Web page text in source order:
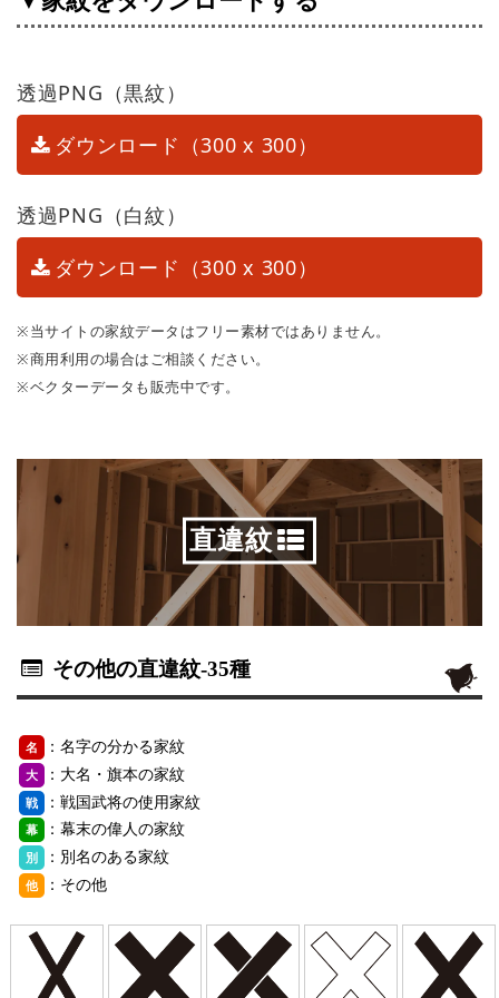
透過PNG（黒紋）
ダウンロード（300 x 300）
透過PNG（白紋）
ダウンロード（300 x 300）
※当サイトの家紋データはフリー素材ではありません。
※商用利用の場合はご相談ください。
※ベクターデータも販売中です。
直違紋
その他の直違紋-35種
名 ：名字の分かる家紋
大 ：大名・旗本の家紋
戦 ：戦国武将の使用家紋
幕 ：幕末の偉人の家紋
別 ：別名のある家紋
他 ：その他